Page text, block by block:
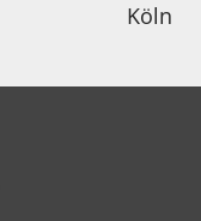
Köln